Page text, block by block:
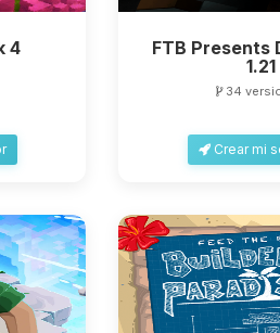
4
FTB Presents
1.21
34
Crear mi